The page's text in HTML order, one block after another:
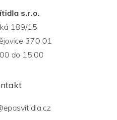
s.r.o.
189/15
370 01
do 15:00
epasvitidla.cz